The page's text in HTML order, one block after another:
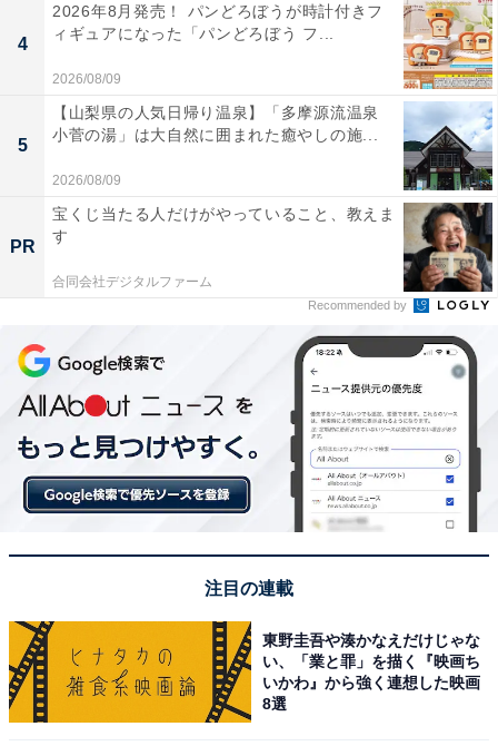
4
2026年8月発売！ パンどろぼうが時計付きフ
ィギュアになった「パンどろぼう フ...
2026/08/09
5
【山梨県の人気日帰り温泉】「多摩源流温泉
小菅の湯」は大自然に囲まれた癒やしの施...
2026/08/09
PR
宝くじ当たる人だけがやっていること、教えま
す
合同会社デジタルファーム
Recommended by
注目の連載
東野圭吾や湊かなえだけじゃな
い、「業と罪」を描く『映画ち
いかわ』から強く連想した映画
8選